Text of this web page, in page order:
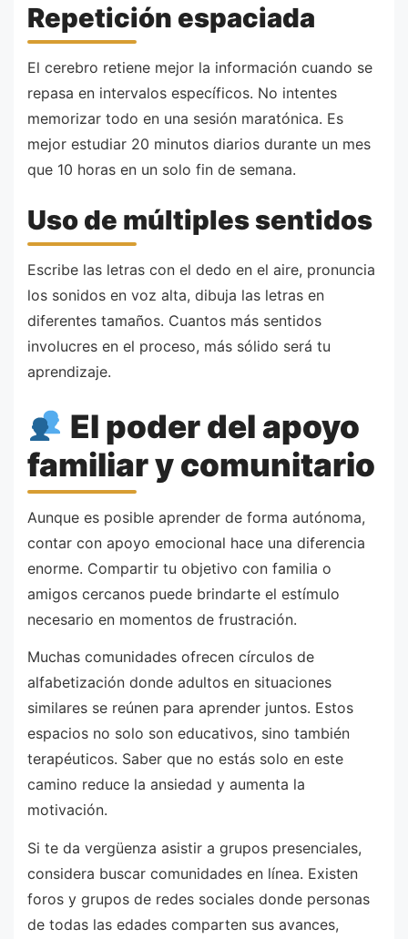
Repetición espaciada
El cerebro retiene mejor la información cuando se
repasa en intervalos específicos. No intentes
memorizar todo en una sesión maratónica. Es
mejor estudiar 20 minutos diarios durante un mes
que 10 horas en un solo fin de semana.
Uso de múltiples sentidos
Escribe las letras con el dedo en el aire, pronuncia
los sonidos en voz alta, dibuja las letras en
diferentes tamaños. Cuantos más sentidos
involucres en el proceso, más sólido será tu
aprendizaje.
El poder del apoyo
familiar y comunitario
Aunque es posible aprender de forma autónoma,
contar con apoyo emocional hace una diferencia
enorme. Compartir tu objetivo con familia o
amigos cercanos puede brindarte el estímulo
necesario en momentos de frustración.
Muchas comunidades ofrecen círculos de
alfabetización donde adultos en situaciones
similares se reúnen para aprender juntos. Estos
espacios no solo son educativos, sino también
terapéuticos. Saber que no estás solo en este
camino reduce la ansiedad y aumenta la
motivación.
Si te da vergüenza asistir a grupos presenciales,
considera buscar comunidades en línea. Existen
foros y grupos de redes sociales donde personas
de todas las edades comparten sus avances,